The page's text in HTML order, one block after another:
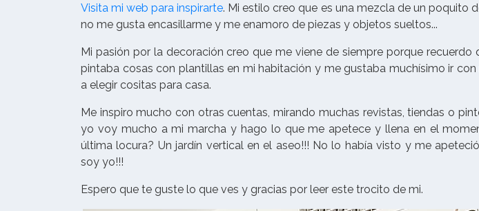
Visita mi web para inspirarte. Mi estilo creo que es una mezcla de un poquito
no me gusta encasillarme y me enamoro de piezas y objetos sueltos...
Mi pasión por la decoración creo que me viene de siempre porque recuerdo
pintaba cosas con plantillas en mi habitación y me gustaba muchísimo ir
a elegir cositas para casa.
Me inspiro mucho con otras cuentas, mirando muchas revistas, tiendas o
yo voy mucho a mi marcha y hago lo que me apetece y llena en el
última locura? Un jardín vertical en el aseo!!! No lo había visto y me
soy yo!!!
Espero que te guste lo que ves y gracias por leer este trocito de mi.